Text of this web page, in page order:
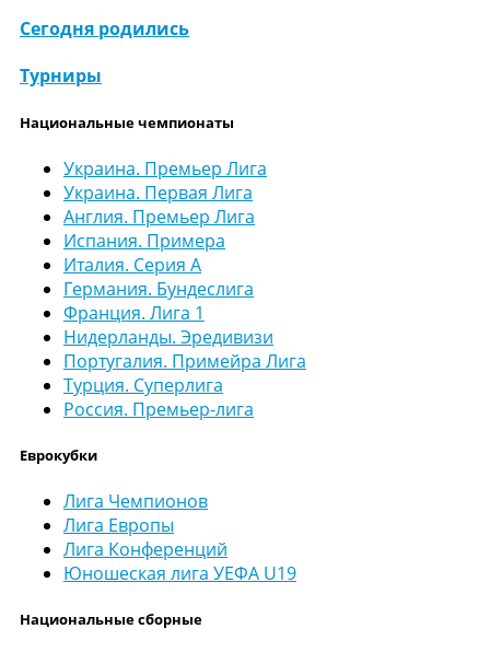
Сегодня родились
Турниры
Национальные чемпионаты
Украина. Премьер Лига
Украина. Первая Лига
Англия. Премьер Лига
Испания. Примера
Италия. Серия А
Германия. Бундеслига
Франция. Лига 1
Нидерланды. Эредивизи
Португалия. Примейра Лига
Турция. Суперлига
Россия. Премьер-лига
Еврокубки
Лига Чемпионов
Лига Европы
Лига Конференций
Юношеская лига УЕФА U19
Национальные сборные